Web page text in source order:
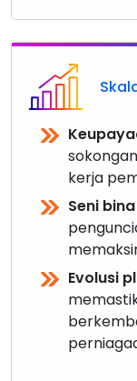
kerja
Seni
Evolusi